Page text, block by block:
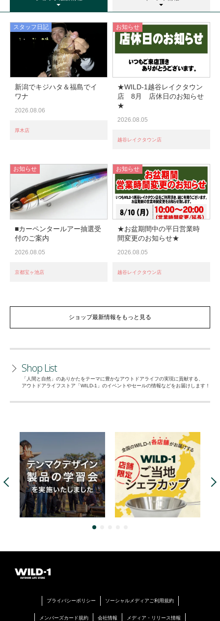
アウトドアで活躍したウェアたちが新たなウェアとし
WILD-1では一部の店舗にて免税販売を行って
います。
WILD-1 is currently offering tax-free shopping at
select stores. We look forward to your visit.
スタッフ日記
新潟でキジハタ＆福島でイ
ワナ
2026.08.06
厚木店
お知らせ
★WILD-1越谷レイクタウン
店 8月 店休日のお知らせ
★
2026.08.05
越谷レイクタウン店
お知らせ
■カーペンタールアー抽選受
付のご案内
2026.08.05
京都宝ヶ池店
お知らせ
★お盆期間中の平日営業時
間変更のお知らせ★
2026.08.05
越谷レイクタウン店
ショップ最新情報をもっと見る
東北・北上山地の南部にそ
仙台東インター店
【お盆期間 営業時間のお知
仙台東インター店 仙台泉店
お知らせ
仙台東インター店
お知らせ
Wild Barn 企画第9弾 【エッ
時～）
2026.08.01
宇都宮西川田店 宇都宮駅東店
小山
西那須野店
夏でも涼しい、山上湖の釣
伊勢崎店
お知らせ
2026.07.30
ブランチ博多店
スタッフ日記
Shop List
「人間と自然」のありかたをテーマに豊かなアウトドアライフの実現に貢献する、
アウトドアライフストア「WILD-1」のイベントやセールの情報などをお届けします！
プライバシーポリシー ソーシャルメディアご利用規約
メンバーズカード規約 会社情報 メディア・リリース情報